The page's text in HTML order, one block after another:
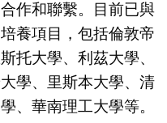
作和聯繫。目前已與
養項目，包括倫敦帝
托大學、利茲大學、
學、里斯本大學、清
、華南理工大學等。